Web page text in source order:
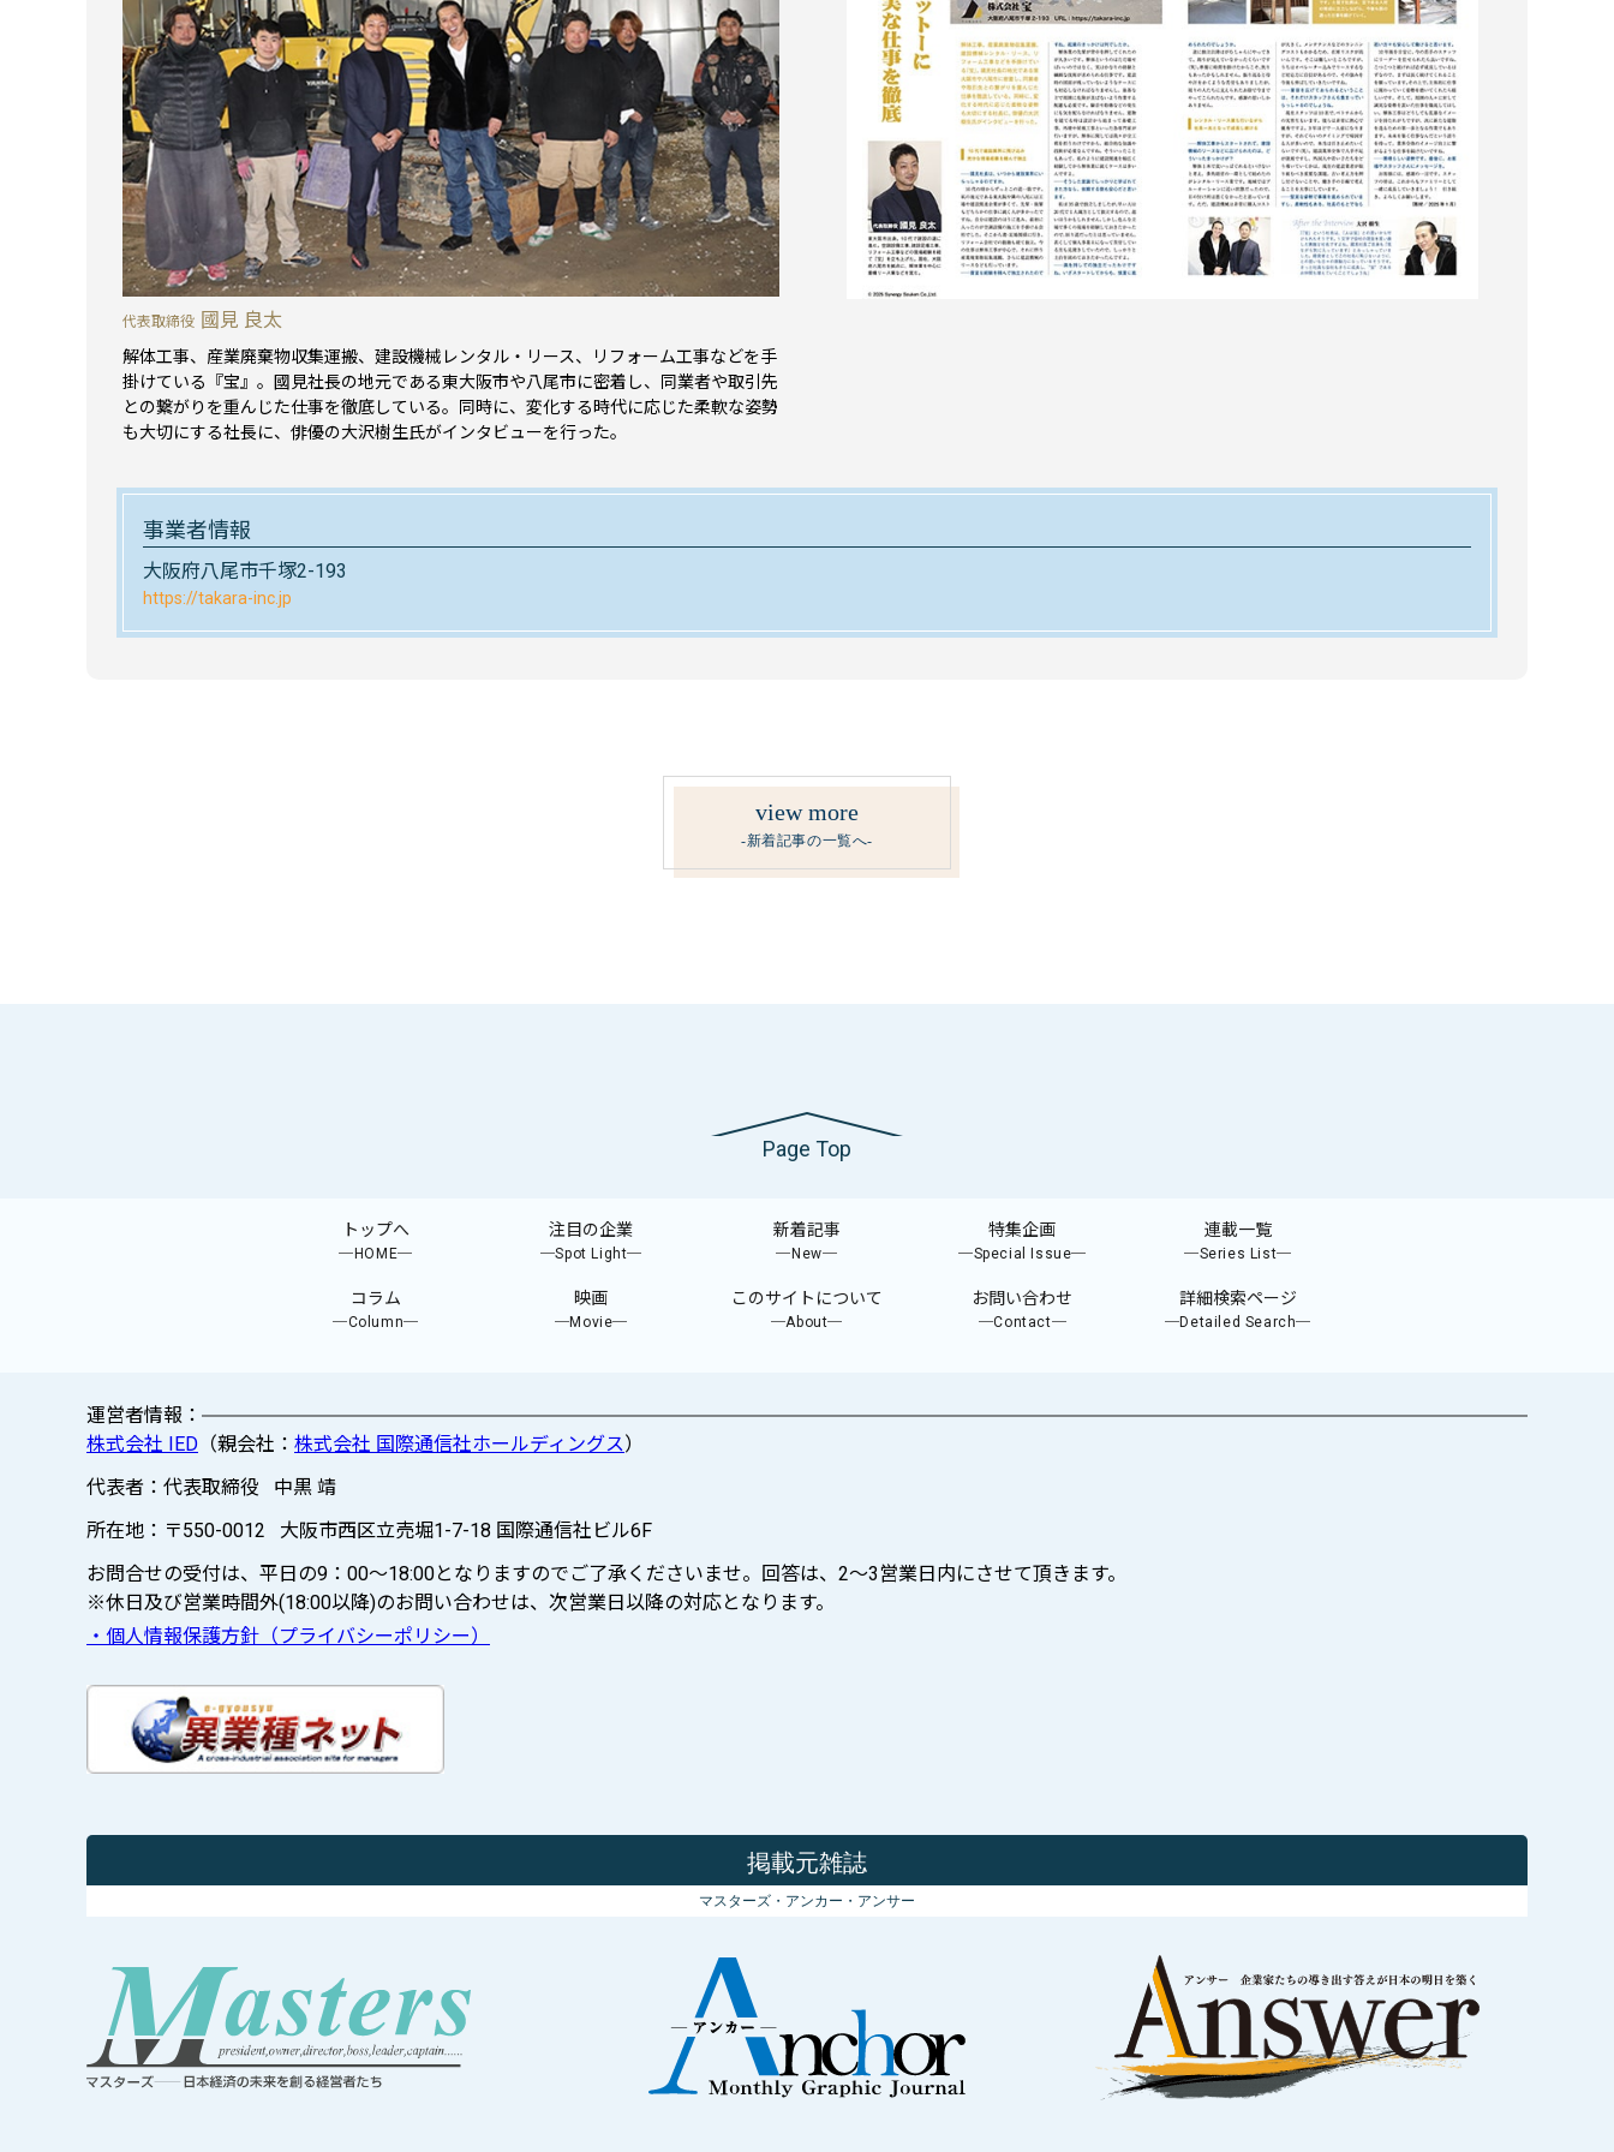
代表取締役 國見 良太
解体工事、産業廃棄物収集運搬、建設機械レンタル・リース、リフォーム工事などを手
掛けている『宝』。國見社長の地元である東大阪市や八尾市に密着し、同業者や取引先
との繋がりを重んじた仕事を徹底している。同時に、変化する時代に応じた柔軟な姿勢
も大切にする社長に、俳優の大沢樹生氏がインタビューを行った。
事業者情報
大阪府八尾市千塚2-193
https://takara-inc.jp
view more
-新着記事の一覧へ-
Page Top
トップへ
─HOME─
注目の企業
─Spot Light─
新着記事
─New─
特集企画
─Special Issue─
連載一覧
─Series List─
コラム
─Column─
映画
─Movie─
このサイトについて
─About─
お問い合わせ
─Contact─
詳細検索ページ
─Detailed Search─
運営者情報：
株式会社 IED （親会社： 株式会社 国際通信社ホールディングス）
代表者：代表取締役 中黒 靖
所在地：〒550-0012 大阪市西区立売堀1-7-18 国際通信社ビル6F
お問合せの受付は、平日の9：00～18:00となりますのでご了承くださいませ。回答は、2〜3営業日内にさせて頂きます。
※休日及び営業時間外(18:00以降)のお問い合わせは、次営業日以降の対応となります。
・個人情報保護方針（プライバシーポリシー）
掲載元雑誌
マスターズ・アンカー・アンサー